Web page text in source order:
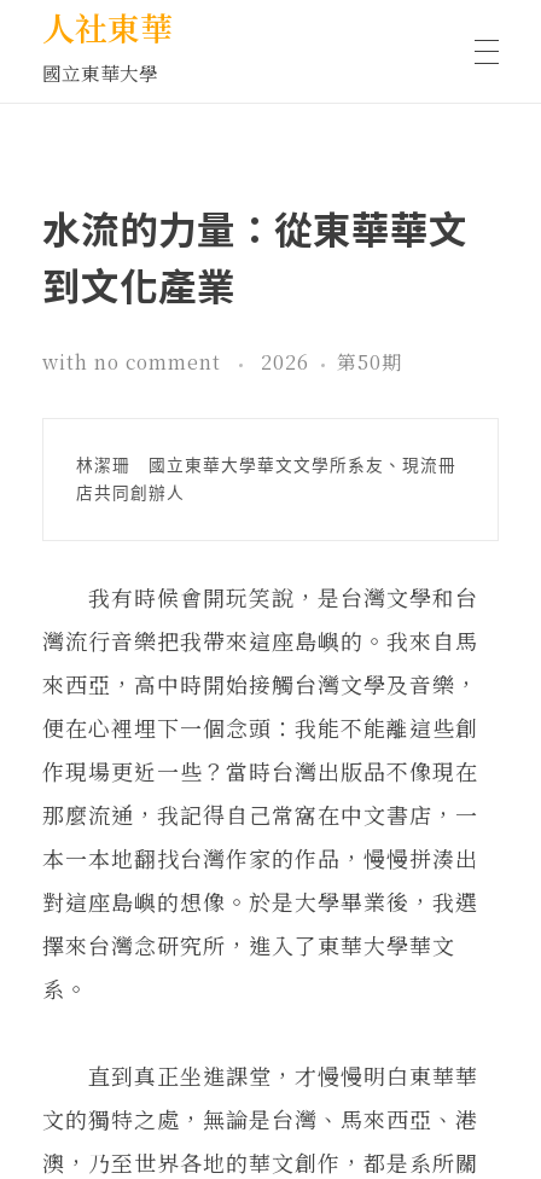
人社東華
國立東華大學
藝文空間
關鍵詞
東華風景
水流的力量：從東華華文
到文化產業
with no comment 2026 第50期
林潔珊　國立東華大學華文文學所系友、現流冊
店共同創辦人
我有時候會開玩笑說，是台灣文學和台
灣流行音樂把我帶來這座島嶼的。我來自馬
來西亞，高中時開始接觸台灣文學及音樂，
便在心裡埋下一個念頭：我能不能離這些創
作現場更近一些？當時台灣出版品不像現在
那麼流通，我記得自己常窩在中文書店，一
本一本地翻找台灣作家的作品，慢慢拼湊出
對這座島嶼的想像。於是大學畢業後，我選
擇來台灣念研究所，進入了東華大學華文
系。
直到真正坐進課堂，才慢慢明白東華華
文的獨特之處，無論是台灣、馬來西亞、港
澳，乃至世界各地的華文創作，都是系所關